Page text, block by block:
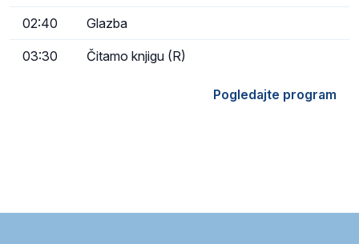
02:40 Glazba
03:30 Čitamo knjigu (R)
Pogledajte program